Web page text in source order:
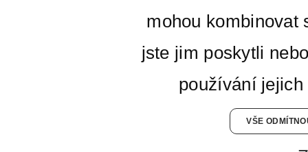
mohou kombinovat
jste jim poskytli
používání
VŠE